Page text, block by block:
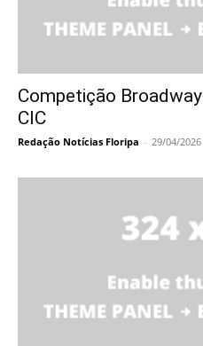
Competição
CIC
Redação Notícias Floripa - 29/04/2026